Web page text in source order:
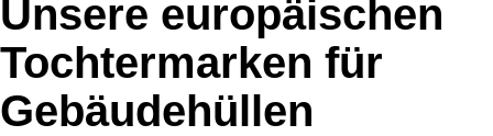
Unsere europäischen
Tochtermarken für
Gebäudehüllen